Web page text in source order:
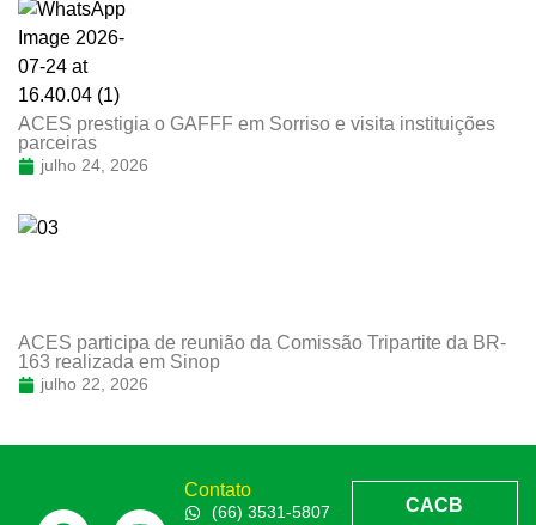
ACES prestigia o GAFFF em Sorriso e visita instituições
parceiras
julho 24, 2026
ACES participa de reunião da Comissão Tripartite da BR-
163 realizada em Sinop
julho 22, 2026
Contato
(66) 3531-5807 CACB